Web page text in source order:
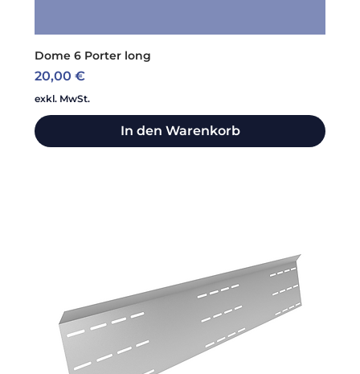
Dome 6 Porter long
Preis
20,00 €
exkl. MwSt.
In den Warenkorb